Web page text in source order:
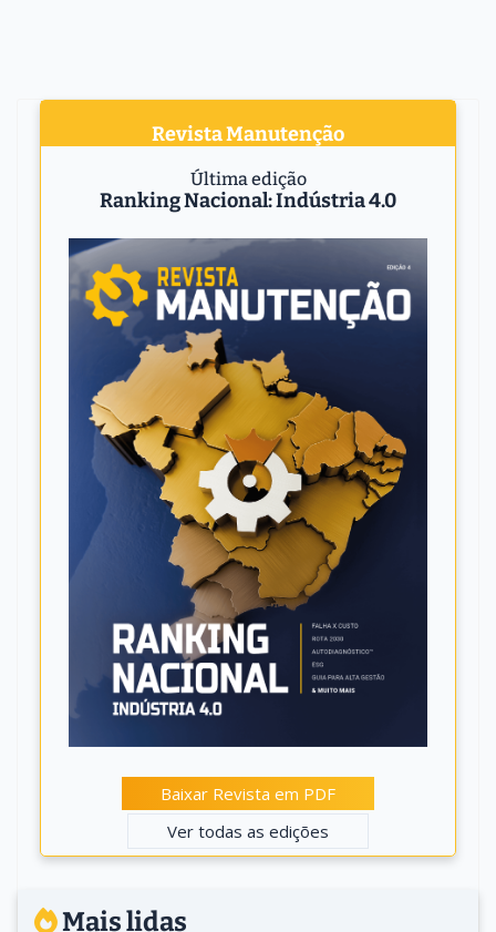
Revista Manutenção
Última edição
Ranking Nacional: Indústria 4.0
Baixar Revista em PDF
Ver todas as edições
Mais lidas